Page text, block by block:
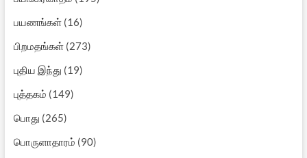
பயணங்கள்(16)
பிறமதங்கள்(273)
புதிய இந்து (19)
புத்தகம் (149)
பொது (265)
பொருளாதாரம் (90)